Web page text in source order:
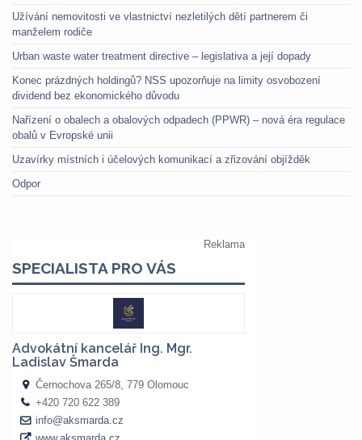
Užívání nemovitosti ve vlastnictví nezletilých dětí partnerem či
manželem rodiče
Urban waste water treatment directive – legislativa a její dopady
Konec prázdných holdingů? NSS upozorňuje na limity osvobození
dividend bez ekonomického důvodu
Nařízení o obalech a obalových odpadech (PPWR) – nová éra regulace
obalů v Evropské unii
Uzavírky místních i účelových komunikací a zřizování objížděk
Odpor